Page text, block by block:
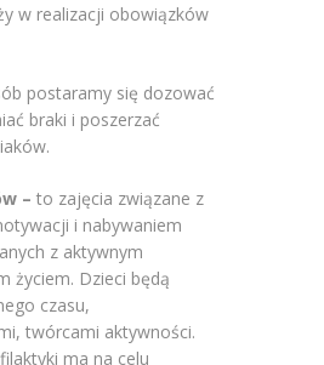
w realizacji obowiązków
postaramy się dozować
braki i poszerzać
– to zajęcia związane z
i nabywaniem
z aktywnym
życiem. Dzieci będą
czasu,
twórcami aktywności.
ma na celu